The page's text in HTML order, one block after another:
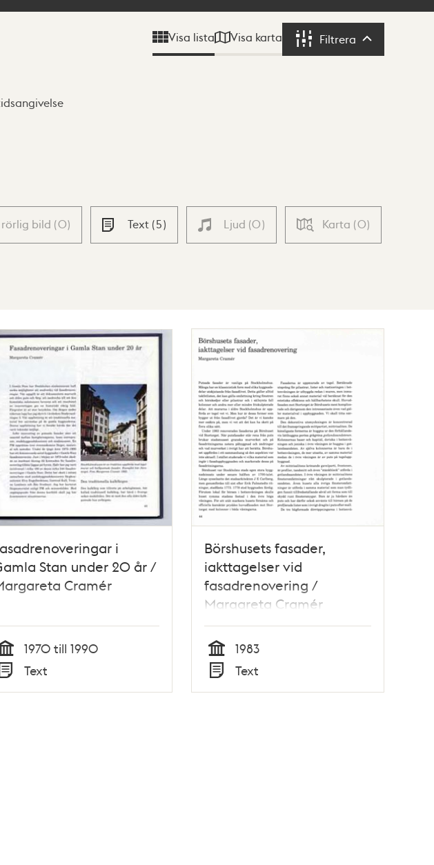
Visa lista Visa karta Filtrera Filtrera
rörlig bild (0) Text (5) Ljud (0) Karta (0)
i
Stan under 20 år /
Cramér
1970 till 1990
Text
Börshusets fasader,
iakttagelser vid
fasadrenovering /
Margareta Cramér
Tid
1983
Typ
Text